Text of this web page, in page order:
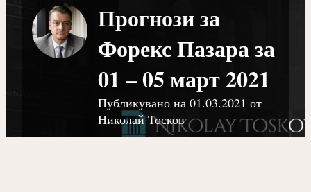
Прогнози за
Форекс Пазара за
01 – 05 март 2021
Публикувано на 01.03.2021 от
Николай Тосков